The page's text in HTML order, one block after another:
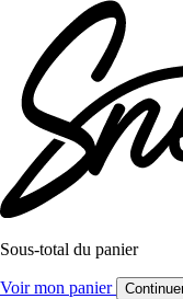
Sous-total du panier
Voir mon panier